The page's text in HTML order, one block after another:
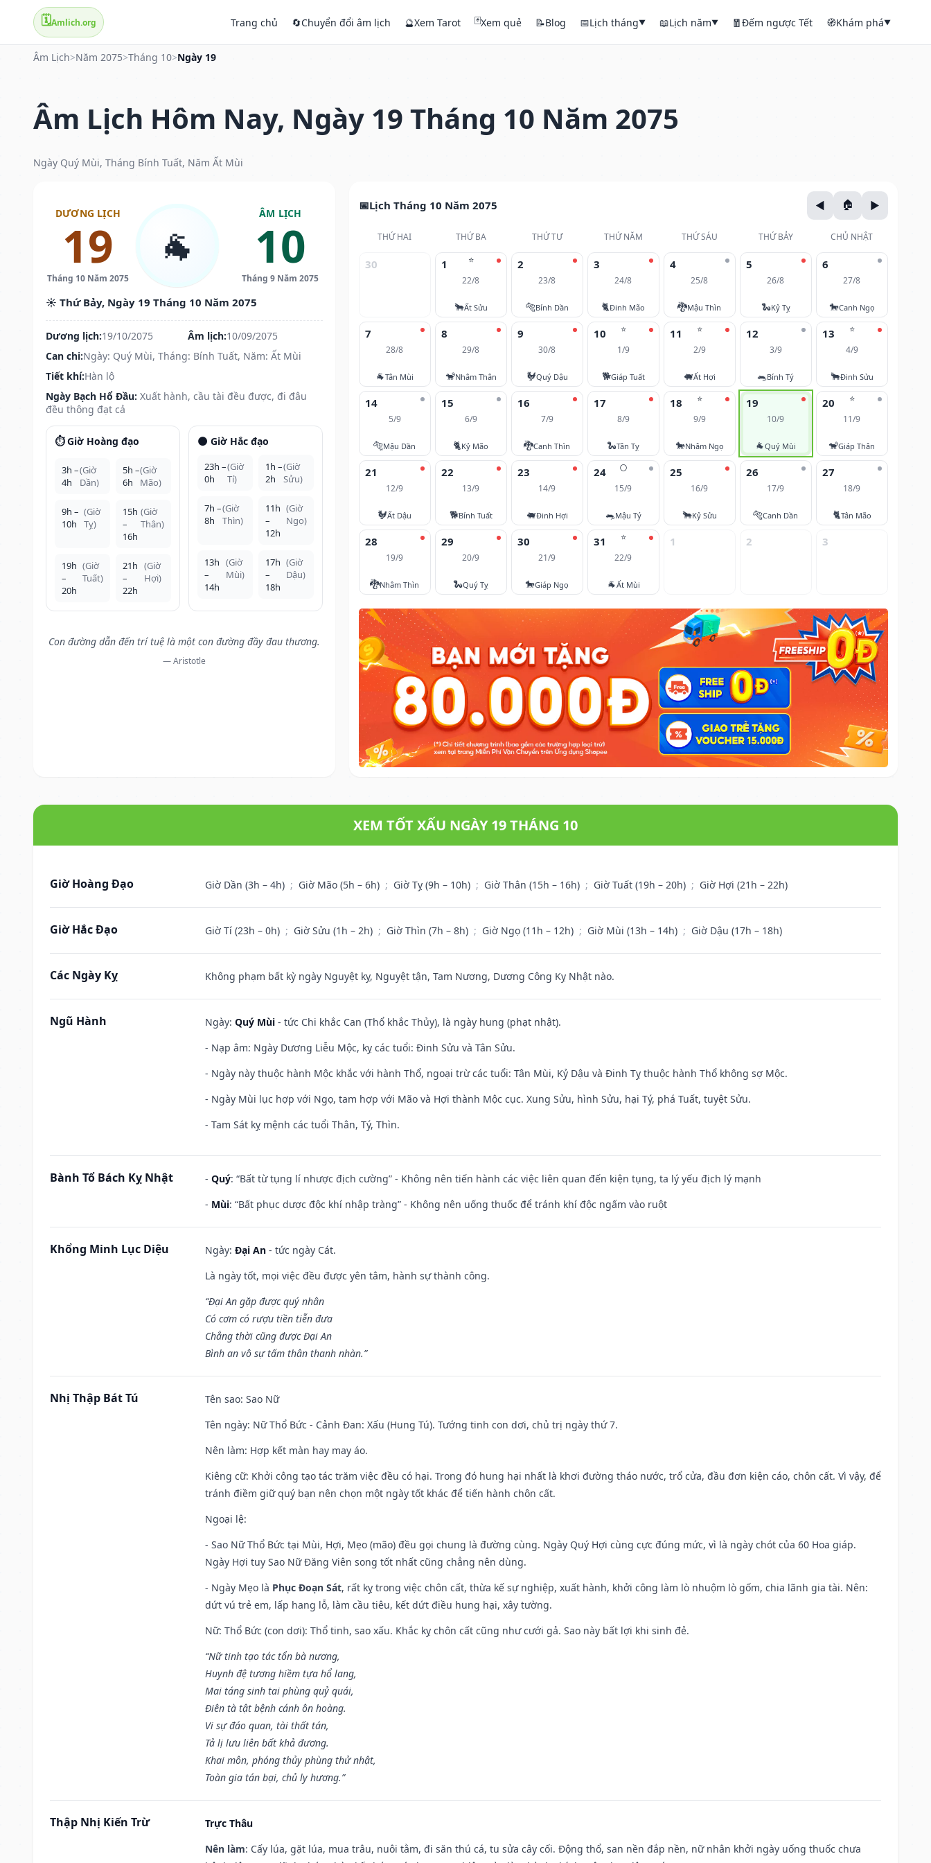
🗓️Amlich.org Trang chủ 🔄Chuyển đổi âm lịch 🔮Xem Tarot 🃏Xem quẻ 📝Blog 📅Lịch tháng▼ 📖Lịch năm▼ 🧧Đếm ngược Tết 🧭Khám phá▼
Âm Lịch>Năm 2075>Tháng 10>Ngày 19
Âm Lịch Hôm Nay, Ngày 19 Tháng 10 Năm 2075
Ngày Quý Mùi, Tháng Bính Tuất, Năm Ất Mùi
DƯƠNG LỊCH
19
Tháng 10 Năm 2075
🐐
ÂM LỊCH
10
Tháng 9 Năm 2075
☀️ Thứ Bảy, Ngày 19 Tháng 10 Năm 2075
Dương lịch:19/10/2075 Âm lịch:10/09/2075
Can chi:Ngày: Quý Mùi, Tháng: Bính Tuất, Năm: Ất Mùi
Tiết khí:Hàn lộ
Ngày Bạch Hổ Đầu: Xuất hành, cầu tài đều được, đi đâu
đều thông đạt cả
⏱️ Giờ Hoàng đạo
3h –
4h
(Giờ
Dần)
5h –
6h
(Giờ
Mão)
9h –
10h
(Giờ
Tỵ)
15h
–
16h
(Giờ
Thân)
19h
–
20h
(Giờ
Tuất)
21h
–
22h
(Giờ
Hợi)
🌑 Giờ Hắc đạo
23h –
0h
(Giờ
Tí)
1h –
2h
(Giờ
Sửu)
7h –
8h
(Giờ
Thìn)
11h
–
12h
(Giờ
Ngọ)
13h
–
14h
(Giờ
Mùi)
17h
–
18h
(Giờ
Dậu)
Con đường dẫn đến trí tuệ là một con đường đầy đau thương.
— Aristotle
Lịch Tháng 10 Năm 2075
THỨ HAI THỨ BA THỨ TƯ THỨ NĂM THỨ SÁU THỨ BẢY CHỦ NHẬT
30 ⭐
1
22/8
🐂Ất Sửu
2
23/8
🐅Bính Dần
3
24/8
🐈Đinh Mão
4
25/8
🐉Mậu Thìn
5
26/8
🐍Kỷ Tỵ
6
27/8
🐎Canh Ngọ
7
28/8
🐐Tân Mùi
8
29/8
🐒Nhâm Thân
9
30/8
🐓Quý Dậu
⭐
10
1/9
🐕Giáp Tuất
⭐
11
2/9
🐖Ất Hợi
12
3/9
🐀Bính Tý
⭐
13
4/9
🐂Đinh Sửu
14
5/9
🐅Mậu Dần
15
6/9
🐈Kỷ Mão
16
7/9
🐉Canh Thìn
17
8/9
🐍Tân Tỵ
⭐
18
9/9
🐎Nhâm Ngọ
19
10/9
🐐Quý Mùi
⭐
20
11/9
🐒Giáp Thân
21
12/9
🐓Ất Dậu
22
13/9
🐕Bính Tuất
23
14/9
🐖Đinh Hợi
🌕
24
15/9
🐀Mậu Tý
25
16/9
🐂Kỷ Sửu
26
17/9
🐅Canh Dần
27
18/9
🐈Tân Mão
28
19/9
🐉Nhâm Thìn
29
20/9
🐍Quý Tỵ
30
21/9
🐎Giáp Ngọ
⭐
31
22/9
🐐Ất Mùi
1 2 3
XEM TỐT XẤU NGÀY 19 THÁNG 10
Giờ Hoàng Đạo Giờ Dần (3h – 4h) ; Giờ Mão (5h – 6h) ; Giờ Tỵ (9h – 10h) ; Giờ Thân (15h – 16h) ; Giờ Tuất (19h – 20h) ; Giờ Hợi (21h – 22h)
Giờ Hắc Đạo Giờ Tí (23h – 0h) ; Giờ Sửu (1h – 2h) ; Giờ Thìn (7h – 8h) ; Giờ Ngọ (11h – 12h) ; Giờ Mùi (13h – 14h) ; Giờ Dậu (17h – 18h)
Các Ngày Kỵ Không phạm bất kỳ ngày Nguyệt kỵ, Nguyệt tận, Tam Nương, Dương Công Kỵ Nhật nào.
Ngũ Hành Ngày: Quý Mùi - tức Chi khắc Can (Thổ khắc Thủy), là ngày hung (phạt nhật).
- Nạp âm: Ngày Dương Liễu Mộc, kỵ các tuổi: Đinh Sửu và Tân Sửu.
- Ngày này thuộc hành Mộc khắc với hành Thổ, ngoại trừ các tuổi: Tân Mùi, Kỷ Dậu và Đinh Tỵ thuộc hành Thổ không sợ Mộc.
- Ngày Mùi lục hợp với Ngọ, tam hợp với Mão và Hợi thành Mộc cục. Xung Sửu, hình Sửu, hại Tý, phá Tuất, tuyệt Sửu.
- Tam Sát kỵ mệnh các tuổi Thân, Tý, Thìn.
Bành Tổ Bách Kỵ Nhật - Quý: “Bất từ tụng lí nhược địch cường” - Không nên tiến hành các việc liên quan đến kiện tụng, ta lý yếu địch lý mạnh
- Mùi: “Bất phục dược độc khí nhập tràng” - Không nên uống thuốc để tránh khí độc ngấm vào ruột
Khổng Minh Lục Diệu Ngày: Đại An - tức ngày Cát.
Là ngày tốt, mọi việc đều được yên tâm, hành sự thành công.
“Đại An gặp được quý nhân
Có cơm có rượu tiền tiễn đưa
Chẳng thời cũng được Đại An
Bình an vô sự tấm thân thanh nhàn.”
Nhị Thập Bát Tú Tên sao: Sao Nữ
Tên ngày: Nữ Thổ Bức - Cảnh Đan: Xấu (Hung Tú). Tướng tinh con dơi, chủ trị ngày thứ 7.
Nên làm: Hợp kết màn hay may áo.
Kiêng cữ: Khởi công tạo tác trăm việc đều có hại. Trong đó hung hại nhất là khơi đường tháo nước, trổ cửa, đầu đơn kiện cáo, chôn cất. Vì vậy, để
tránh điềm giữ quý bạn nên chọn một ngày tốt khác để tiến hành chôn cất.
Ngoại lệ:
- Sao Nữ Thổ Bức tại Mùi, Hợi, Mẹo (mão) đều gọi chung là đường cùng. Ngày Quý Hợi cùng cực đúng mức, vì là ngày chót của 60 Hoa giáp.
Ngày Hợi tuy Sao Nữ Đăng Viên song tốt nhất cũng chẳng nên dùng.
- Ngày Mẹo là Phục Đoạn Sát, rất kỵ trong việc chôn cất, thừa kế sự nghiệp, xuất hành, khởi công làm lò nhuộm lò gốm, chia lãnh gia tài. Nên:
dứt vú trẻ em, lấp hang lỗ, làm cầu tiêu, kết dứt điều hung hại, xây tường.
Nữ: Thổ Bức (con dơi): Thổ tinh, sao xấu. Khắc kỵ chôn cất cũng như cưới gả. Sao này bất lợi khi sinh đẻ.
“Nữ tinh tạo tác tổn bà nương,
Huynh đệ tương hiềm tựa hổ lang,
Mai táng sinh tai phùng quỷ quái,
Điên tà tật bệnh cánh ôn hoàng.
Vi sự đáo quan, tài thất tán,
Tả lị lưu liên bất khả đương.
Khai môn, phóng thủy phùng thử nhật,
Toàn gia tán bại, chủ ly hương.”
Thập Nhị Kiến Trừ
Trực Thâu
Nên làm: Cấy lúa, gặt lúa, mua trâu, nuôi tằm, đi săn thú cá, tu sửa cây cối. Động thổ, san nền đắp nền, nữ nhân khởi ngày uống thuốc chưa